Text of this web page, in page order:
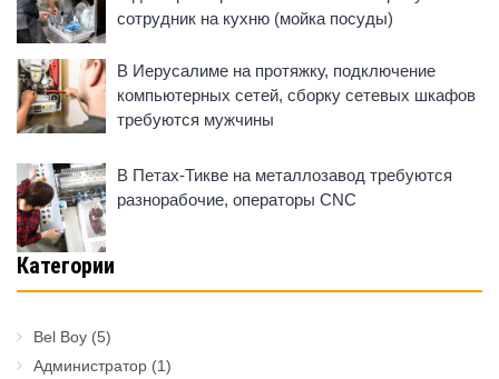
сотрудник на кухню (мойка посуды)
В Иерусалиме на протяжку, подключение
компьютерных сетей, сборку сетевых шкафов
требуются мужчины
В Петах-Тикве на металлозавод требуются
разнорабочие, операторы CNC
Категории
Bel Boy (5)
Администратор (1)